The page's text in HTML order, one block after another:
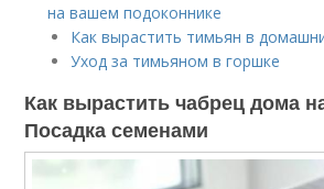
на вашем подоконнике
Как вырастить тимьян в
Уход за тимьяном в горшке
Как вырастить чабрец дома
Посадка семенами